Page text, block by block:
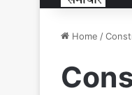
Home /